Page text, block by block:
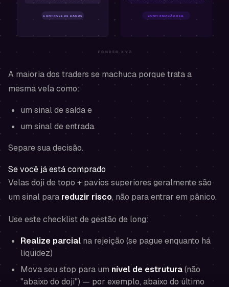
A maioria dos traders se machuca porque trata a
mesma vela como:
um sinal de saídae
um sinal de entrada.
Separe sua decisão.
Se você já está comprado
Velas doji de topo + pavios superiores geralmente são
um sinal para reduzir risco, não para entrar em pânico.
Use este checklist de gestão de long:
Realize parcial na rejeição (se pague enquanto há
liquidez)
Mova seu stop para um nível de estrutura(não
"abaixo do doji") — por exemplo, abaixo do último